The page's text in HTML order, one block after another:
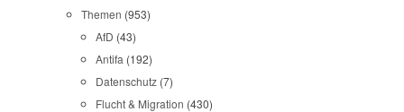
Themen (953)
AfD (43)
Antifa (192)
Datenschutz (7)
Flucht & Migration (430)